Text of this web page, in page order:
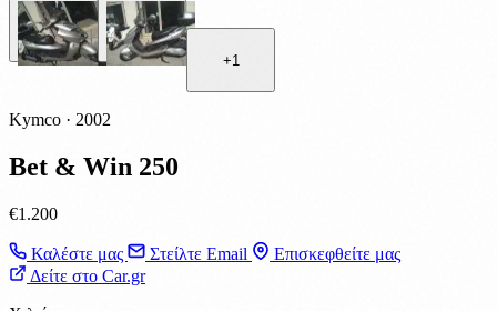
+1
Kymco · 2002
Bet & Win 250
€1.200
Καλέστε μας Στείλτε Email
Επισκεφθείτε μας
Δείτε στο Car.gr